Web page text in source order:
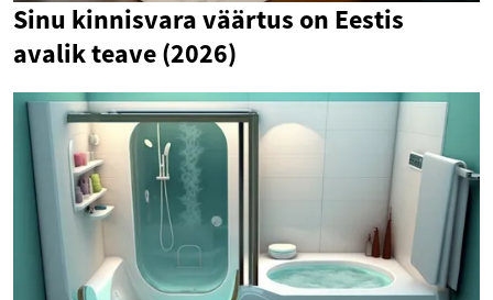
Sinu kinnisvara väärtus on Eestis
avalik teave (2026)